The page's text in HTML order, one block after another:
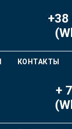
КОНТАКТЫ
+